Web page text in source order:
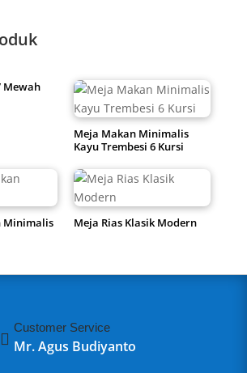
Mewah
Meja Makan Minimalis
Kayu Trembesi 6 Kursi
Minimalis
Meja Rias Klasik Modern

Customer Service
Mr. Agus Budiyanto